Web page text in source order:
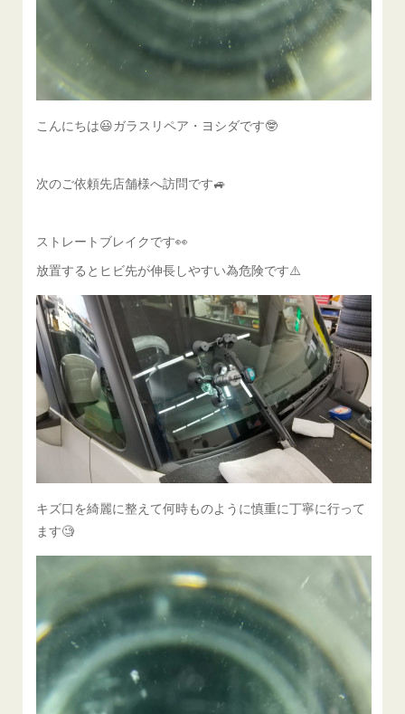
こんにちは😃ガラスリペア・ヨシダです🤓
次のご依頼先店舗様へ訪問です🚙
ストレートブレイクです👀
放置するとヒビ先が伸長しやすい為危険です⚠️
キズ口を綺麗に整えて何時ものように慎重に丁寧に行って
ます🧐